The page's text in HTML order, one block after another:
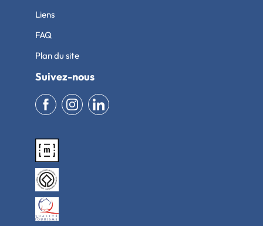
Liens
FAQ
Plan du site
Suivez-nous